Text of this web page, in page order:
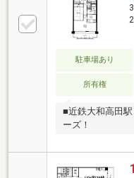
駐車場あり
所有権
■近鉄大和高田
ーズ！